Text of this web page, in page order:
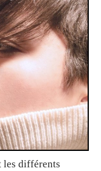
les différents